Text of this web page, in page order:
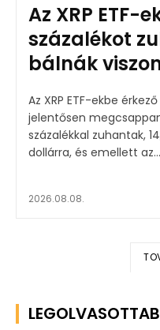
Az XRP ETF-
százalékot
bálnák
Az XRP ETF-ekbe
jelentősen megcsappant. A heti
százalékkal zuhantak,
dollárra, és emellett az...
2026.08.08.